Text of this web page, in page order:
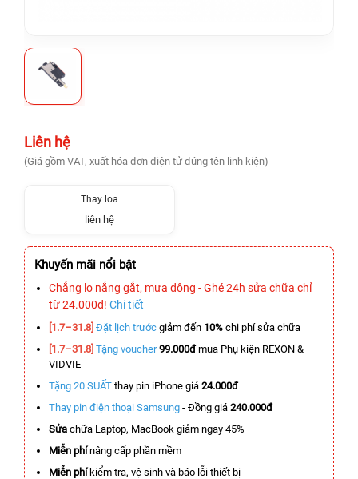
Liên hệ
(Giá gồm VAT, xuất hóa đơn điện tử đúng tên linh kiện)
Thay loa
liên hệ
Khuyến mãi nổi bật
Chẳng lo nắng gắt, mưa dông - Ghé 24h sửa chữa chỉ
từ 24.000đ! Chi tiết
[1.7–31.8] Đặt lịch trước giảm đến 10% chi phí sửa chữa
[1.7–31.8] Tặng voucher 99.000đmua Phụ kiện REXON &
VIDVIE
Tặng 20 SUẤT thay pin iPhone giá 24.000đ
Thay pin điện thoại Samsung - Đồng giá 240.000đ
Sửa chữa Laptop, MacBook giảm ngay 45%
Miễn phínâng cấp phần mềm
Miễn phíkiểm tra, vệ sinh và báo lỗi thiết bị